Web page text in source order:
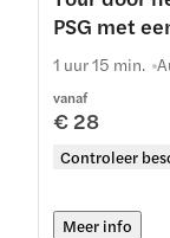
PSG met
vanaf
€ 28
Controleer
1 uur 15 min.
Meer info